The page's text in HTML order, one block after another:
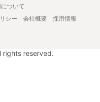
ついて
シー 会社概要
採用情報
rights reserved.